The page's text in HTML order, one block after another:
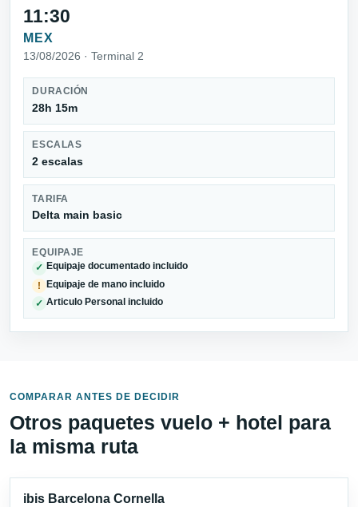
11:30
MEX
13/08/2026 · Terminal 2
DURACIÓN
28h 15m
ESCALAS
2 escalas
TARIFA
Delta main basic
EQUIPAJE
✓ Equipaje documentado incluido
! Equipaje de mano incluido
✓ Articulo Personal incluido
COMPARAR ANTES DE DECIDIR
Otros paquetes vuelo + hotel para
la misma ruta
ibis Barcelona Cornella